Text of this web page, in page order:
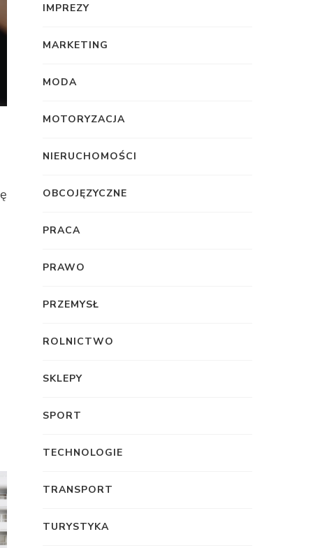
IMPREZY
MARKETING
MODA
MOTORYZACJA
NIERUCHOMOŚCI
OBCOJĘZYCZNE
PRACA
PRAWO
PRZEMYSŁ
ROLNICTWO
SKLEPY
SPORT
TECHNOLOGIE
TRANSPORT
TURYSTYKA